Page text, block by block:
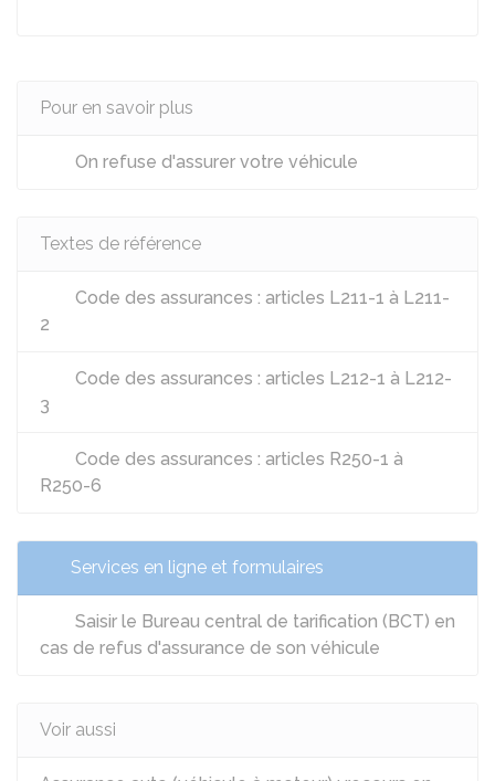
Pour en savoir plus
On refuse d'assurer votre véhicule
Textes de référence
Code des assurances : articles L211-1 à L211-
2
Code des assurances : articles L212-1 à L212-
3
Code des assurances : articles R250-1 à
R250-6
Services en ligne et formulaires
Saisir le Bureau central de tarification (BCT) en
cas de refus d'assurance de son véhicule
Voir aussi